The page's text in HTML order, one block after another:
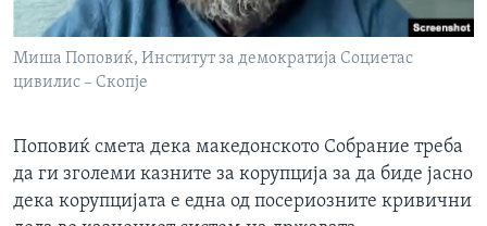
Миша Поповиќ, Институт за демократија Социетас
цивилис – Скопје
Поповиќ смета дека македонското Собрание треба
да ги зголеми казните за корупција за да биде јасно
дека корупцијата е една од посериозните кривични